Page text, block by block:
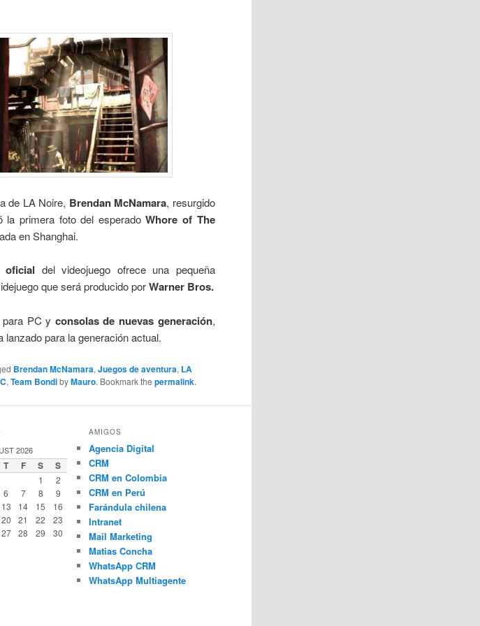
de LA Noire, Brendan McNamara, resurgido
la primera foto del esperadoWhore of The
en Shanghai.
oficial del videojuego ofrece una pequeña
que será producido porWarner Bros.
PC y consolas de nuevas generación,
para la generación actual.
Brendan McNamara,Juegos de aventura, LA
,Team BondibyMauro. Bookmark thepermalink.
2026
T F S S
1
2
6 7 8
9
13 14 15
16
20 21 22
23
27 28 29
30
AMIGOS
Agencia Digital
CRM
CRM en Colombia
CRM en Perú
Farándula chilena
Intranet
Mail Marketing
Matias Concha
WhatsApp CRM
WhatsApp Multiagente